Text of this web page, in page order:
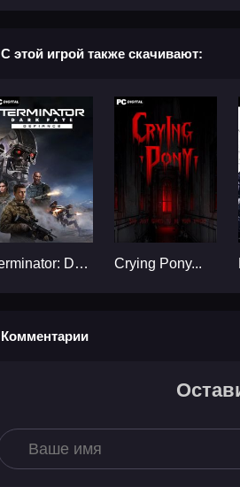
С этой игрой также скачивают:
Terminator: Dark Fate - Defiance... Crying Pony...
Комментарии